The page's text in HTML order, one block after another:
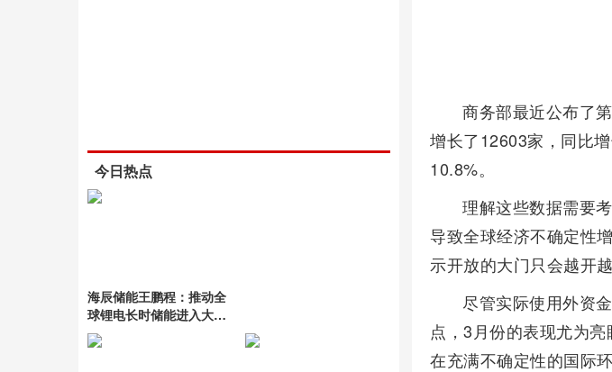
商务部最近公布了
增长了12603家，同比
10.8%。
理解这些数据需要
导致全球经济不确定性
示开放的大门只会越开
尽管实际使用外资
点，3月份的表现尤为
在充满不确定性的国际
今日热点
海辰储能王鹏程：推动全
球锂电长时储能进入大规
模交付时代 菏泽基地率先
量产